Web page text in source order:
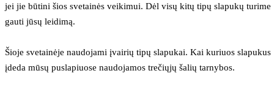
jei jie būtini šios svetainės veikimui. Dėl visų kitų tipų slapukų turime
gauti jūsų leidimą.
Šioje svetainėje naudojami įvairių tipų slapukai. Kai kuriuos slapukus
įdeda mūsų puslapiuose naudojamos trečiųjų šalių tarnybos.